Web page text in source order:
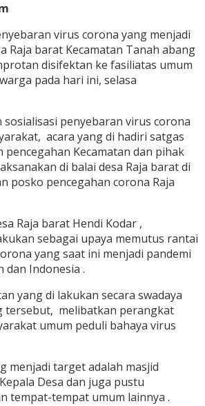
virus corona yang menjadi
Raja barat Kecamatan Tanah abang
disifektan ke fasiliatas umum
pada hari ini, selasa
sosialisasi penyebaran virus corona
acara yang di hadiri satgas
Kecamatan dan pihak
di balai desa Raja barat di
posko pencegahan corona Raja
Raja barat Hendi Kodar ,
sebagai upaya memutus rantai
yang saat ini menjadi pandemi
dan Indonesia .
yang di lakukan secara swadaya
tersebut, melibatkan perangkat
umum peduli bahaya virus
menjadi target adalah masjid
Desa dan juga pustu
tempat-tempat umum lainnya .